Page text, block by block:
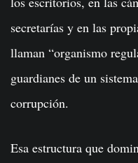
secretarías y en las
llaman “organismo
guardianes de un
corrupción.
Esa estructura que